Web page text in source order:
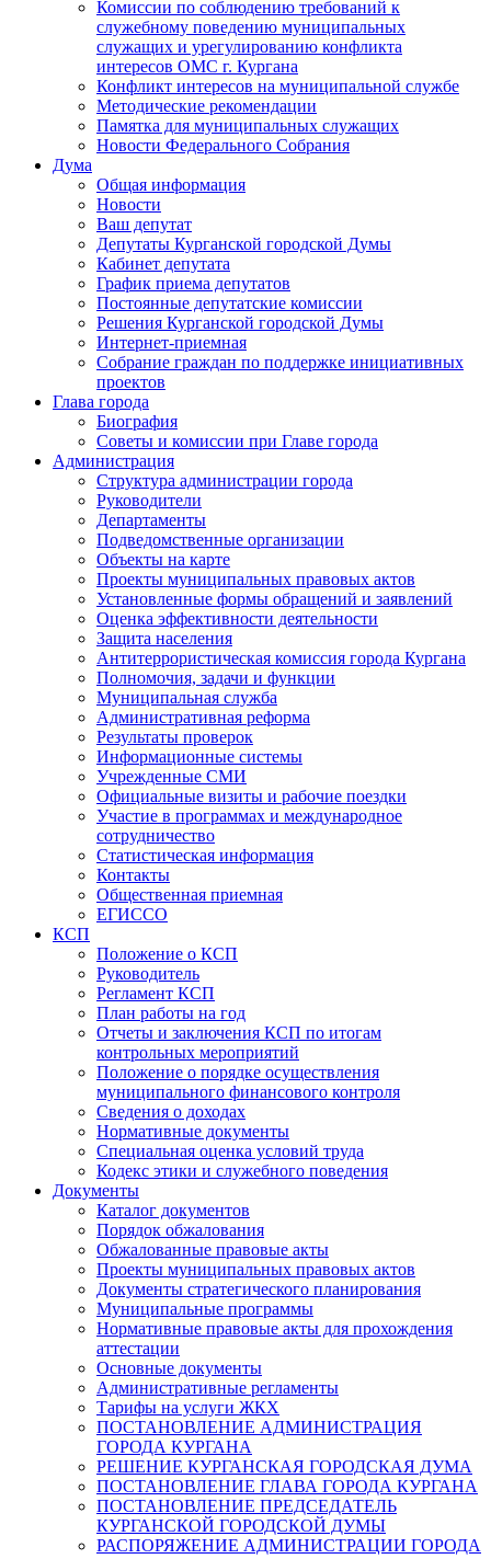
Комиссии по соблюдению требований к
служебному поведению муниципальных
служащих и урегулированию конфликта
интересов ОМС г. Кургана
Конфликт интересов на муниципальной службе
Методические рекомендации
Памятка для муниципальных служащих
Новости Федерального Cобрания
Дума
Общая информация
Новости
Ваш депутат
Депутаты Курганской городской Думы
Кабинет депутата
График приема депутатов
Постоянные депутатские комиссии
Решения Курганской городской Думы
Интернет-приемная
Собрание граждан по поддержке инициативных
проектов
Глава города
Биография
Советы и комиссии при Главе города
Администрация
Структура администрации города
Руководители
Департаменты
Подведомственные организации
Объекты на карте
Проекты муниципальных правовых актов
Установленные формы обращений и заявлений
Оценка эффективности деятельности
Защита населения
Антитеррористическая комиссия города Кургана
Полномочия, задачи и функции
Муниципальная служба
Административная реформа
Результаты проверок
Информационные системы
Учрежденные СМИ
Официальные визиты и рабочие поездки
Участие в программах и международное
сотрудничество
Статистическая информация
Контакты
Общественная приемная
ЕГИССО
КСП
Положение о КСП
Руководитель
Регламент КСП
План работы на год
Отчеты и заключения КСП по итогам
контрольных мероприятий
Положение о порядке осуществления
муниципального финансового контроля
Сведения о доходах
Нормативные документы
Специальная оценка условий труда
Кодекс этики и служебного поведения
Документы
Каталог документов
Порядок обжалования
Обжалованные правовые акты
Проекты муниципальных правовых актов
Документы стратегического планирования
Муниципальные программы
Нормативные правовые акты для прохождения
аттестации
Основные документы
Административные регламенты
Тарифы на услуги ЖКХ
ПОСТАНОВЛЕНИЕ АДМИНИСТРАЦИЯ
ГОРОДА КУРГАНА
РЕШЕНИЕ КУРГАНСКАЯ ГОРОДСКАЯ ДУМА
ПОСТАНОВЛЕНИЕ ГЛАВА ГОРОДА КУРГАНА
ПОСТАНОВЛЕНИЕ ПРЕДСЕДАТЕЛЬ
КУРГАНСКОЙ ГОРОДСКОЙ ДУМЫ
РАСПОРЯЖЕНИЕ АДМИНИСТРАЦИИ ГОРОДА